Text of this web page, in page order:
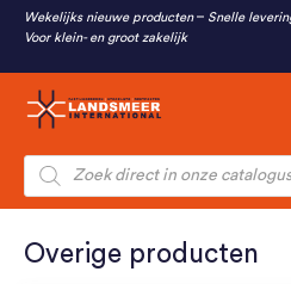
Wekelijks nieuwe producten
Snelle
Voor klein- en groot zakelijk
Producten
zoeken
Overige producten